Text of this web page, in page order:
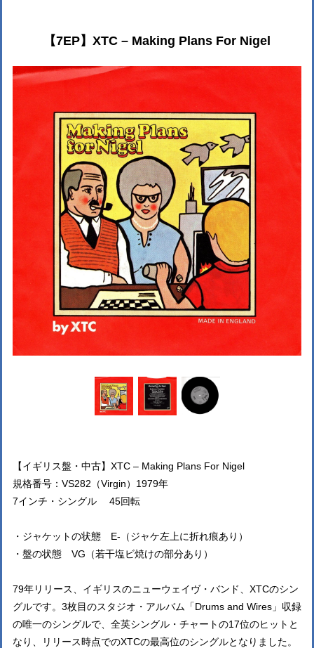
【7EP】XTC ‎– Making Plans For Nigel
【イギリス盤・中古】XTC ‎– Making Plans For Nigel
規格番号：VS282（Virgin）1979年
7インチ・シングル 45回転
・ジャケットの状態 E-（ジャケ左上に折れ痕あり）
・盤の状態 VG（若干塩ビ焼けの部分あり）
79年リリース、イギリスのニューウェイヴ・バンド、XTCのシン
グルです。3枚目のスタジオ・アルバム「Drums and Wires」収録
の唯一のシングルで、全英シングル・チャートの17位のヒットと
なり、リリース時点でのXTCの最高位のシングルとなりました。